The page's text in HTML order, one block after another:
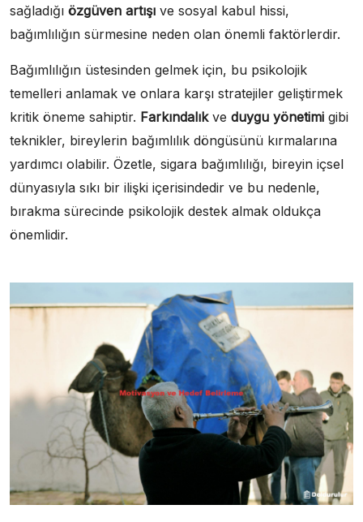
sağladığı özgüven artışı ve sosyal kabul hissi,
bağımlılığın sürmesine neden olan önemli faktörlerdir.
Bağımlılığın üstesinden gelmek için, bu psikolojik
temelleri anlamak ve onlara karşı stratejiler geliştirmek
kritik öneme sahiptir. Farkındalıkve duygu yönetimi gibi
teknikler, bireylerin bağımlılık döngüsünü kırmalarına
yardımcı olabilir. Özetle, sigara bağımlılığı, bireyin içsel
dünyasıyla sıkı bir ilişki içerisindedir ve bu nedenle,
bırakma sürecinde psikolojik destek almak oldukça
önemlidir.